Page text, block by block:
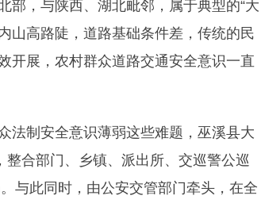
部，与陕西、湖北毗邻，属于典型的“大
山高路陡，道路基础条件差，传统的民
开展，农村群众道路交通安全意识一直
法制安全意识薄弱这些难题，巫溪县大
整合部门、乡镇、派出所、交巡警公巡
与此同时，由公安交管部门牵头，在全